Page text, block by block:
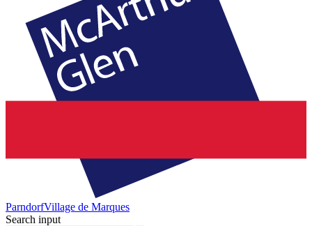
ParndorfVillage de Marques
Search input